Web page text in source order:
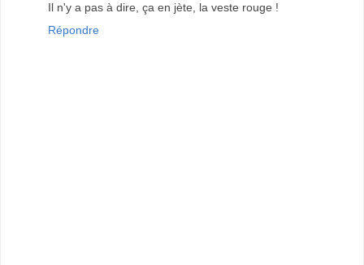
Il n'y a pas à dire, ça en jète, la veste rouge !
Répondre